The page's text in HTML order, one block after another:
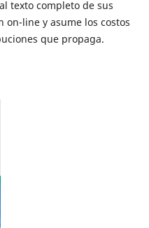
texto completo de sus
line y asume los costos
que propaga.